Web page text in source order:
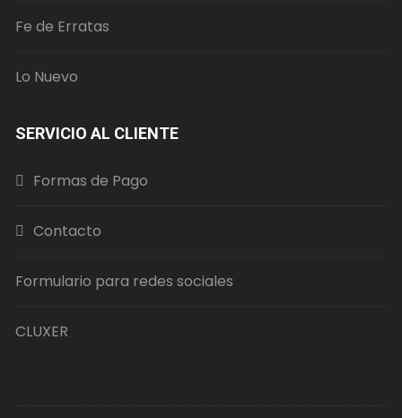
Fe de Erratas
Lo Nuevo
SERVICIO AL CLIENTE
Formas de Pago
Contacto
Formulario para redes sociales
CLUXER